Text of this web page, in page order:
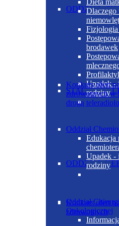
ODDZIAŁ
STACJA
ODDZIAŁ
Dieta
Dlaczego
Fizjologia
brodawek
Upadek -
rodziny
Oddział
Edukacja
Upadek -
rodziny
Oddział
Onkologicznej
Konkurs ofert
zdrowotnych w
drogą
Konkurs ofert
zdrowotnych